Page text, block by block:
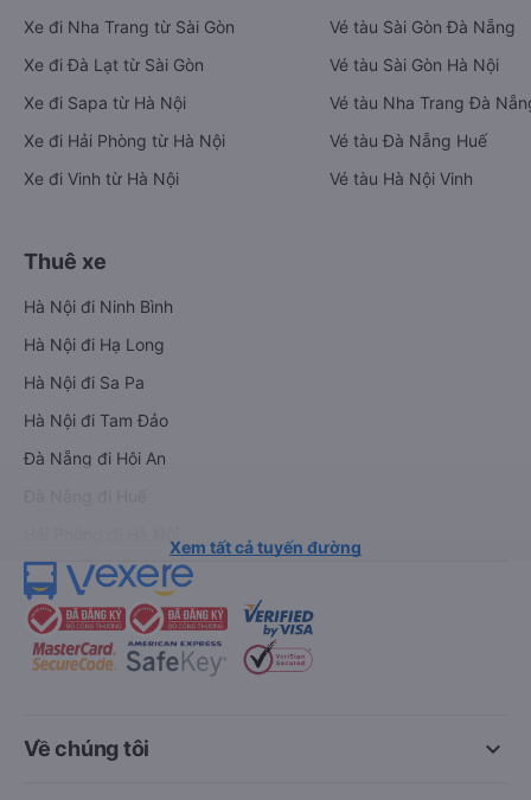
Xe đi Nha Trang từ Sài Gòn
Xe đi Đà Lạt từ Sài Gòn
Xe đi Sapa từ Hà Nội
Xe đi Hải Phòng từ Hà Nội
Xe đi Vinh từ Hà Nội
Vé tàu Sài Gòn Đà Nẵng
Vé tàu Sài Gòn Hà Nội
Vé tàu Nha Trang Đà
Vé tàu Đà Nẵng Huế
Vé tàu Hà Nội Vinh
Thuê xe
Hà Nội đi Ninh Bình
Hà Nội đi Hạ Long
Hà Nội đi Sa Pa
Hà Nội đi Tam Đảo
Đà Nẵng đi Hội An
Xem tất cả tuyến đường
keyboard_arrow_down
Về chúng tôi